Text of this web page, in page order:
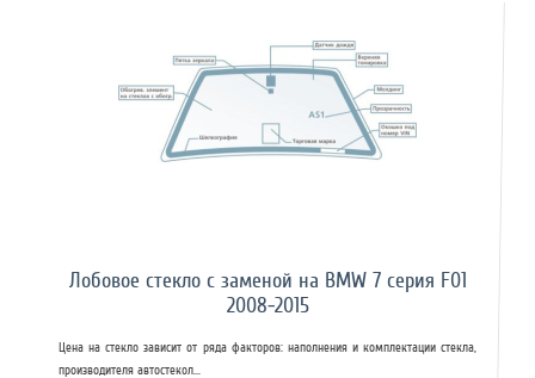
Лобовое стекло с заменой на BMW 7 серия F01
2008-2015
Цена на стекло зависит от ряда факторов: наполнения и комплектации стекла,
производителя автостекол...